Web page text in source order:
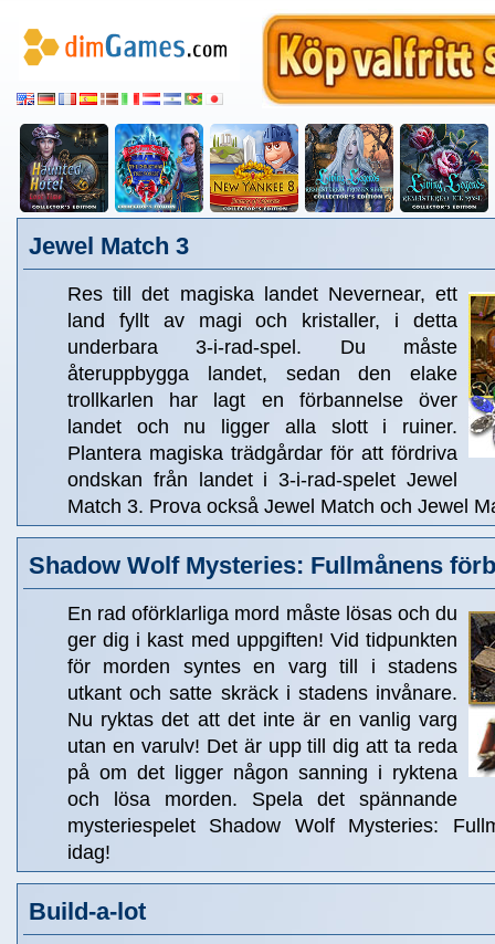
Jewel Match 3
Res till det magiska landet Nevernear, ett
land fyllt av magi och kristaller, i detta
underbara 3-i-rad-spel. Du måste
återuppbygga landet, sedan den elake
trollkarlen har lagt en förbannelse över
landet och nu ligger alla slott i ruiner.
Plantera magiska trädgårdar för att fördriva
ondskan från landet i 3-i-rad-spelet Jewel
Match 3. Prova också Jewel Match och Jewel
Shadow Wolf Mysteries: Fullmånens
En rad oförklarliga mord måste lösas och du
ger dig i kast med uppgiften! Vid tidpunkten
för morden syntes en varg till i stadens
utkant och satte skräck i stadens invånare.
Nu ryktas det att det inte är en vanlig varg
utan en varulv! Det är upp till dig att ta reda
på om det ligger någon sanning i ryktena
och lösa morden. Spela det spännande
mysteriespelet Shadow Wolf Mysteries:
idag!
Build-a-lot